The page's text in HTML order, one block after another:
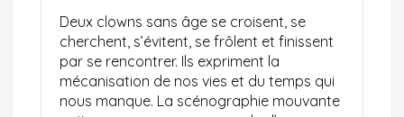
Deux clowns sans âge se croisent, se
cherchent, s’évitent, se frôlent et finissent
par se rencontrer. Ils expriment la
mécanisation de nos vies et du temps qui
nous manque. La scénographie mouvante